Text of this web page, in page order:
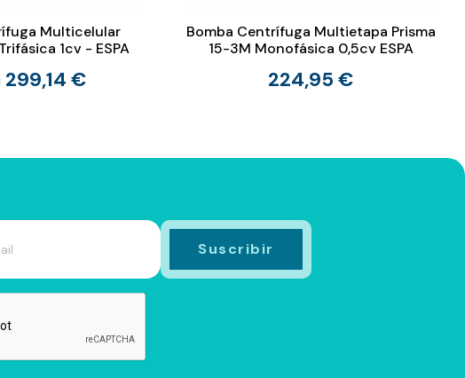
Multicelular
1cv - ESPA
299,14 €
Bomba Centrífuga Multietapa Prisma
15-3M Monofásica 0,5cv ESPA
224,95 €